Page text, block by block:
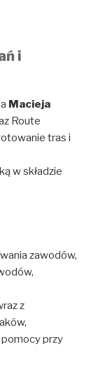
i
Macieja
Route
tras i
w składzie
zawodów,
z
przy